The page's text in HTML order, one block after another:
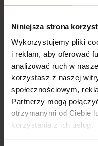
Niniejsza strona
Wykorzystujemy pliki
i reklam, aby oferować
analizować ruch w
korzystasz z naszej
społecznościowym,
Partnerzy mogą
otrzymanymi od Ciebie
korzystania z ich usług.
Torebka komunijna